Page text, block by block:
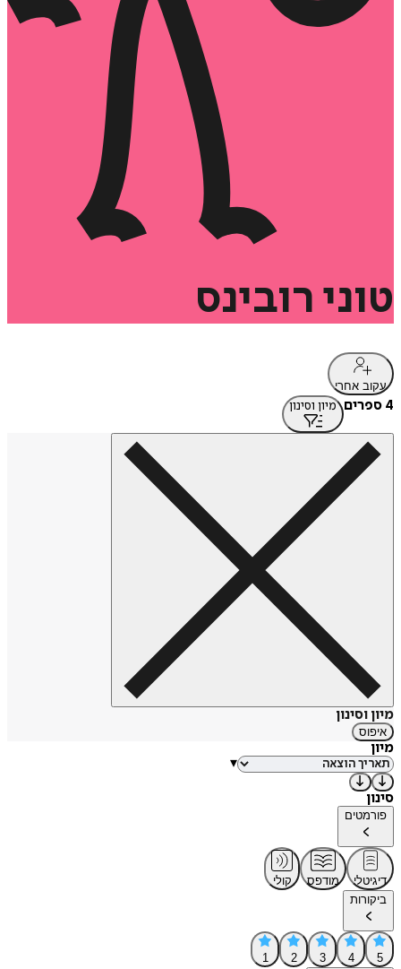
טוני רובינס
עקוב אחרי
4 ספרים מיון וסינון
מיון וסינון
איפוס
מיון
▾
סינון
פורמטים
דיגיטלי מודפס
קולי
ביקורות
5
4
3
2
1